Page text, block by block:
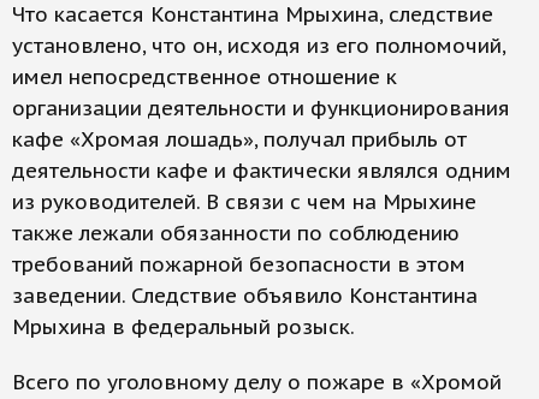
Что касается Константина Мрыхина, следствие
установлено, что он, исходя из его полномочий,
имел непосредственное отношение к
организации деятельности и функционирования
кафе «Хромая лошадь», получал прибыль от
деятельности кафе и фактически являлся одним
из руководителей. В связи с чем на Мрыхине
также лежали обязанности по соблюдению
требований пожарной безопасности в этом
заведении. Следствие объявило Константина
Мрыхина в федеральный розыск.
Всего по уголовному делу о пожаре в «Хромой